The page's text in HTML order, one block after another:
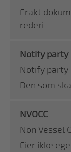
Frakt
rederi
Notify party
Notify party
Den som
NVOCC
Non Vessel
Eier ikke